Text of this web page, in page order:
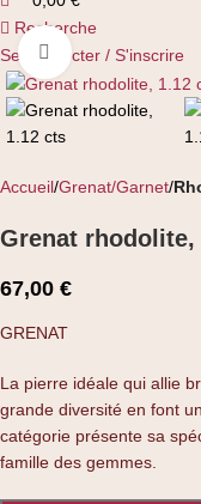
Recherche
Se connecter / S'inscrire
Cliquez pour
Accueil Grenat/Garnet
Grenat rhodolite,
67,00 €
GRENAT
La pierre idéale qui allie
grande diversité en font
catégorie présente sa
famille des gemmes.